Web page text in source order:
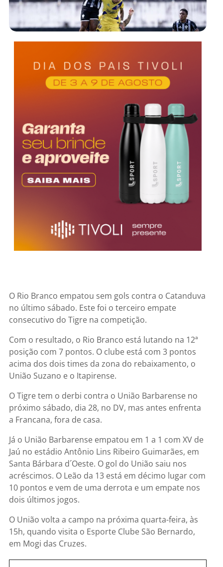
O Rio Branco empatou sem gols contra o Catanduva
no último sábado. Este foi o terceiro empate
consecutivo do Tigre na competição.
Com o resultado, o Rio Branco está lutando na 12ª
posição com 7 pontos. O clube está com 3 pontos
acima dos dois times da zona do rebaixamento, o
União Suzano e o Itapirense.
O Tigre tem o derbi contra o União Barbarense no
próximo sábado, dia 28, no DV, mas antes enfrenta
a Francana, fora de casa.
Já o União Barbarense empatou em 1 a 1 com XV de
Jaú no estádio Antônio Lins Ribeiro Guimarães, em
Santa Bárbara d´Oeste. O gol do União saiu nos
acréscimos. O Leão da 13 está em décimo lugar com
10 pontos e vem de uma derrota e um empate nos
dois últimos jogos.
O União volta a campo na próxima quarta-feira, às
15h, quando visita o Esporte Clube São Bernardo,
em Mogi das Cruzes.